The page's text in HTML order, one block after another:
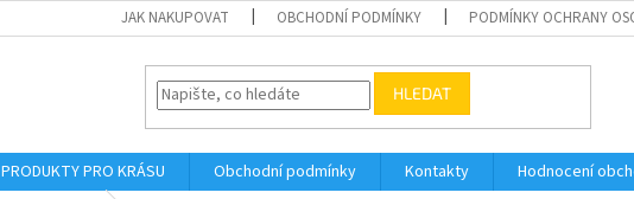
JAK NAKUPOVAT OBCHODNÍ PODMÍNKY PODMÍNKY OCHRANY
HLEDAT
PRODUKTY PRO KRÁSU Obchodní podmínky Kontakty Hodnocení